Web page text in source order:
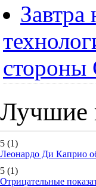
Лучшие
5 (1)
Леонардо Ди Каприо
5 (1)
Отрицательные